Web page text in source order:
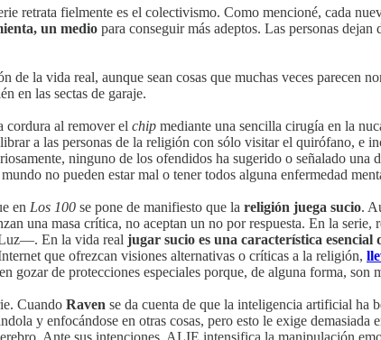
retrata fielmente es el colectivismo. Como mencioné, cada
un medio para conseguir más adeptos. Las personas
de la vida real, aunque sean cosas que muchas veces parecen
en las sectas de garaje.
cordura al remover el chip mediante una sencilla cirugía en la
a las personas de la religión con sólo visitar el quirófano, e
ninguno de los ofendidos ha sugerido o señalado una
no pueden estar mal o tener todos alguna enfermedad
en Los 100 se pone de manifiesto que la religión juega sucio.
una masa crítica, no aceptan un no por respuesta. En la
En la vida real jugar sucio es una característica esencial
que ofrezcan visiones alternativas o críticas a la religión,
gozar de protecciones especiales porque, de alguna forma, son
Cuando Raven se da cuenta de que la inteligencia artificial ha
y enfocándose en otras cosas, pero esto le exige